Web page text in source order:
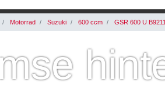
Motorrad Suzuki 600 ccm GSR 600 U